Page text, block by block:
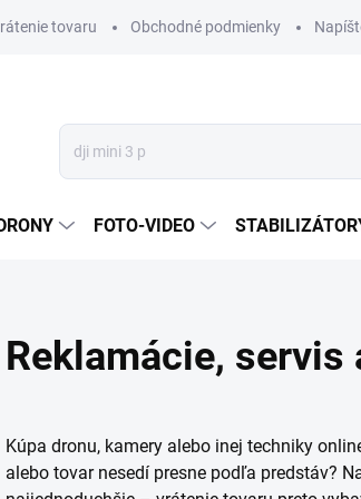
tovaru Obchodné podmienky
FOTO-VIDEO
Reklamácie, servis
Kúpa dronu, kamery alebo inej techniky
alebo tovar nesedí presne podľa predstáv?